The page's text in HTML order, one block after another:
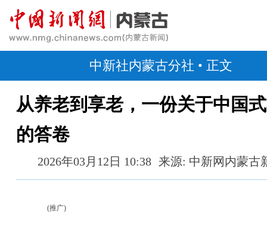
中新社内蒙古分社 • 正文
从养老到享老，一份关于中国
的答卷
2026年03月12日 10:38 来源: 中新网内蒙古
(推广)